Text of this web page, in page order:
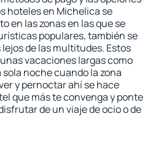
hoteles en Michelica se
en las zonas en las que se
populares, también se
de las multitudes. Estos
vacaciones largas como
noche cuando la zona
y pernoctar ahí se hace
que más te convenga y ponte
de un viaje de ocio o de